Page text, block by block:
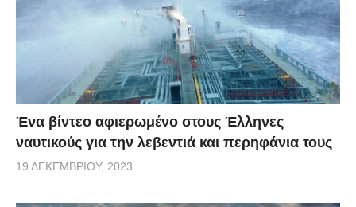
Ένα βίντεο αφιερωμένο στους Έλληνες
ναυτικούς για την λεβεντιά και περηφάνια τους
19 ΔΕΚΕΜΒΡΊΟΥ, 2023